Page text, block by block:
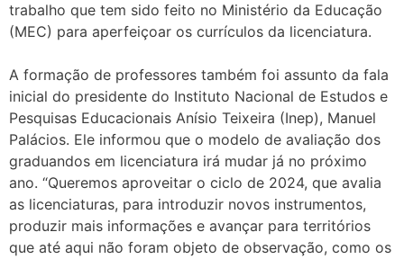
trabalho que tem sido feito no Ministério da Educação
(MEC) para aperfeiçoar os currículos da licenciatura.
A formação de professores também foi assunto da fala
inicial do presidente do Instituto Nacional de Estudos e
Pesquisas Educacionais Anísio Teixeira (Inep), Manuel
Palácios. Ele informou que o modelo de avaliação dos
graduandos em licenciatura irá mudar já no próximo
ano. “Queremos aproveitar o ciclo de 2024, que avalia
as licenciaturas, para introduzir novos instrumentos,
produzir mais informações e avançar para territórios
que até aqui não foram objeto de observação, como os